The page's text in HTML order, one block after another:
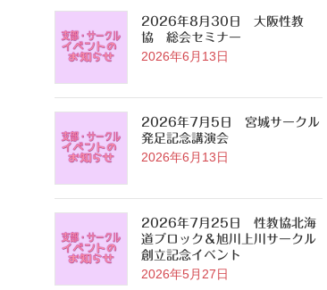
2026年8月30日 大阪性教
協 総会セミナー
2026年6月13日
2026年7月5日 宮城サークル
発足記念講演会
2026年6月13日
2026年7月25日 性教協北海
道ブロック＆旭川上川サークル
創立記念イベント
2026年5月27日